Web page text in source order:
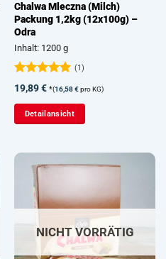
Chalwa Mleczna (Milch)
Packung 1,2kg (12x100g) –
Odra
Inhalt: 1200 g
Bewertet
mit5 von
5
(1)
19,89€ *(16,58€pro KG)
Detailansicht
NICHT VORRÄTIG